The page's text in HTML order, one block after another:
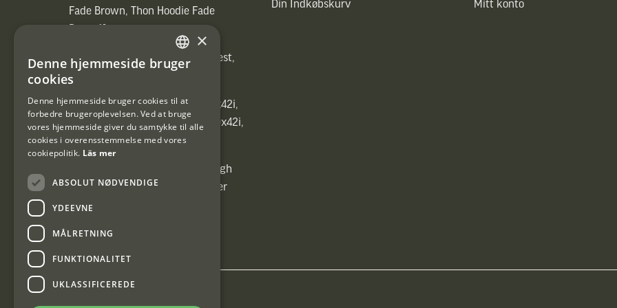
Fade Brown, Thon Hoodie Fade
[ih_use_fallback_field(Heated vest,
Heated vest)]
[ih_use_fallback_field(C6 1,7-10x42i,
6ggr förstoringsväxel!, C6 1,7-10x42i,
6ggr förstoringsväxel!)]
[ih_use_fallback_field(Carrier High
Energy Professional 15kg, Carrier
High Energy Professional 15kg)]
Din Indkøbskurv Mitt konto
SWEDISH
×
Denne hjemmeside bruger
cookies
Denne hjemmeside bruger cookies til at
forbedre brugeroplevelsen. Ved at bruge
vores hjemmeside giver du samtykke til alle
cookies i overensstemmelse med vores
cookiepolitik. Läs mer
ABSOLUT NØDVENDIGE
YDEEVNE
MÅLRETNING
FUNKTIONALITET
UKLASSIFICEREDE